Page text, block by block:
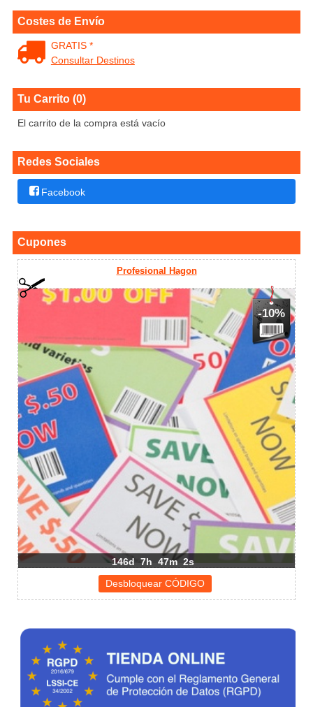
Costes de Envío
GRATIS *
Consultar Destinos
Tu Carrito (0)
El carrito de la compra está vacío
Redes Sociales
Facebook
Cupones
Profesional Hagon
-10%
146d 7h 47m 2s